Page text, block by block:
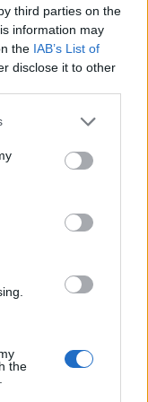
third parties on the
information may
the IAB’s List of
disclose it to other
the
previdenziali
previdenziali
pubblicitari
emittenti